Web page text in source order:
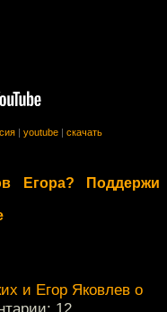
youtube скачать
Егора? Поддержи
и Егор Яковлев о